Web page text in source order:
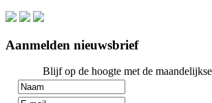
Aanmelden nieuwsbrief
Blijf op de hoogte met de